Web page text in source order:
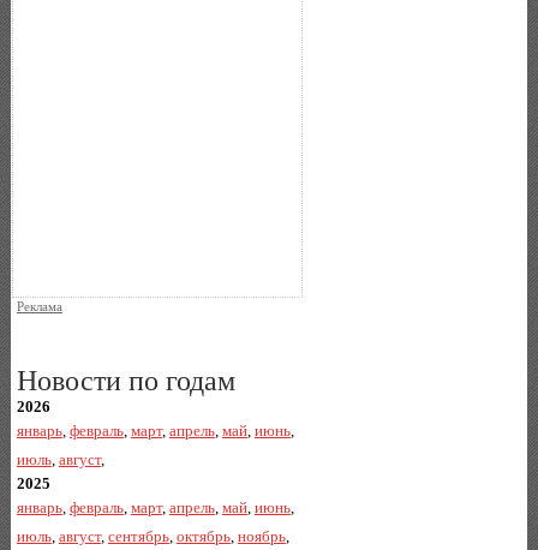
Реклама
Новости по годам
2026
январь, февраль, март, апрель, май, июнь,
июль, август,
2025
январь, февраль, март, апрель, май, июнь,
июль, август, сентябрь, октябрь, ноябрь,